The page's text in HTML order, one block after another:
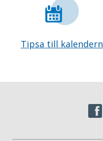
Tipsa till kalendern